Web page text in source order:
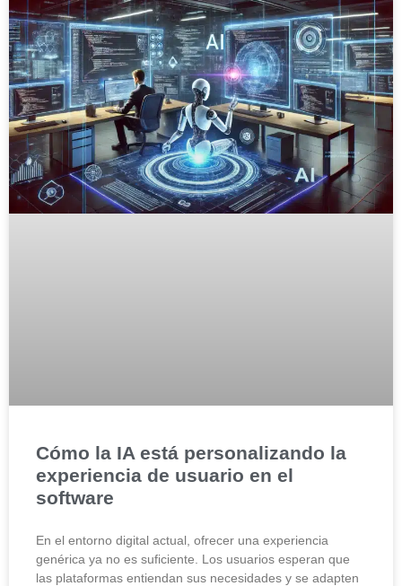
Cómo la IA está personalizando la
experiencia de usuario en el
software
En el entorno digital actual, ofrecer una experiencia
genérica ya no es suficiente. Los usuarios esperan que
las plataformas entiendan sus necesidades y se adapten